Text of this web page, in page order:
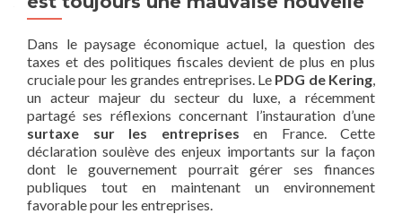
Dans le paysage économique actuel, la question des
taxes et des politiques fiscales devient de plus en plus
cruciale pour les grandes entreprises. Le PDG de Kering
un acteur majeur du secteur du luxe, a récemment
partagé ses réflexions concernant l’instauration d’une
surtaxe sur les entreprises en France. Cette
déclaration soulève des enjeux importants sur la façon
dont le gouvernement pourrait gérer ses finances
publiques tout en maintenant un environnement
favorable pour les entreprises.